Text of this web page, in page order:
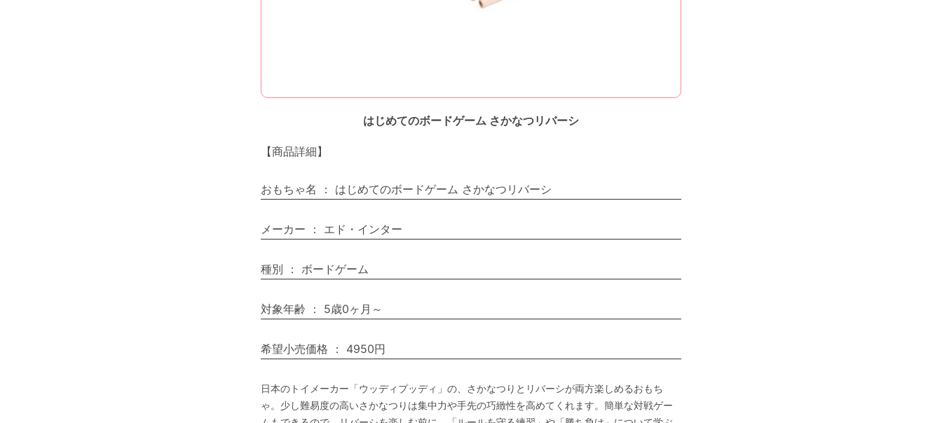
はじめてのボードゲーム さかなつリバーシ
【商品詳細】
おもちゃ名 ： はじめてのボードゲーム さかなつリバーシ
メーカー ： エド・インター
種別 ： ボードゲーム
対象年齢 ： 5歳0ヶ月～
希望小売価格 ： 4950円
日本のトイメーカー「ウッディプッディ」の、さかなつりとリバーシが両方楽しめるおもち
ゃ。少し難易度の高いさかなつりは集中力や手先の巧緻性を高めてくれます。簡単な対戦ゲー